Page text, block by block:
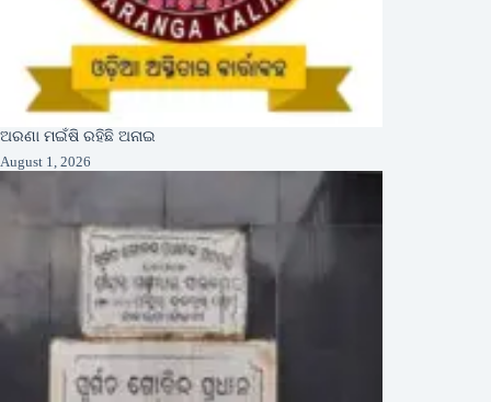
ଅରଣା ମଇଁଷି ରହିଛି ଅନାଇ
August 1, 2026